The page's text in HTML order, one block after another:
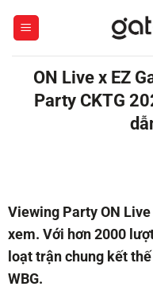
ON Live x EZ
Party CKTG
Viewing Party ON
xem. Với hơn 2000
loạt trận chung kết
WBG.